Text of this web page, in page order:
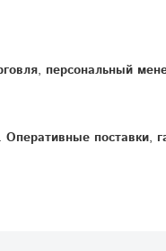
, персональный
Оперативные поставки,